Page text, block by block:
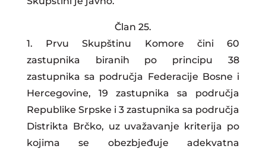
Član 25.
1. Prvu Skupštinu Komore čini 60
zastupnika biranih po principu 38
zastupnika sa područja Federacije Bosne i
Hercegovine, 19 zastupnika sa područja
Republike Srpske i 3 zastupnika sa područja
Distrikta Brčko, uz uvažavanje kriterija po
kojima se obezbjeđuje adekvatna